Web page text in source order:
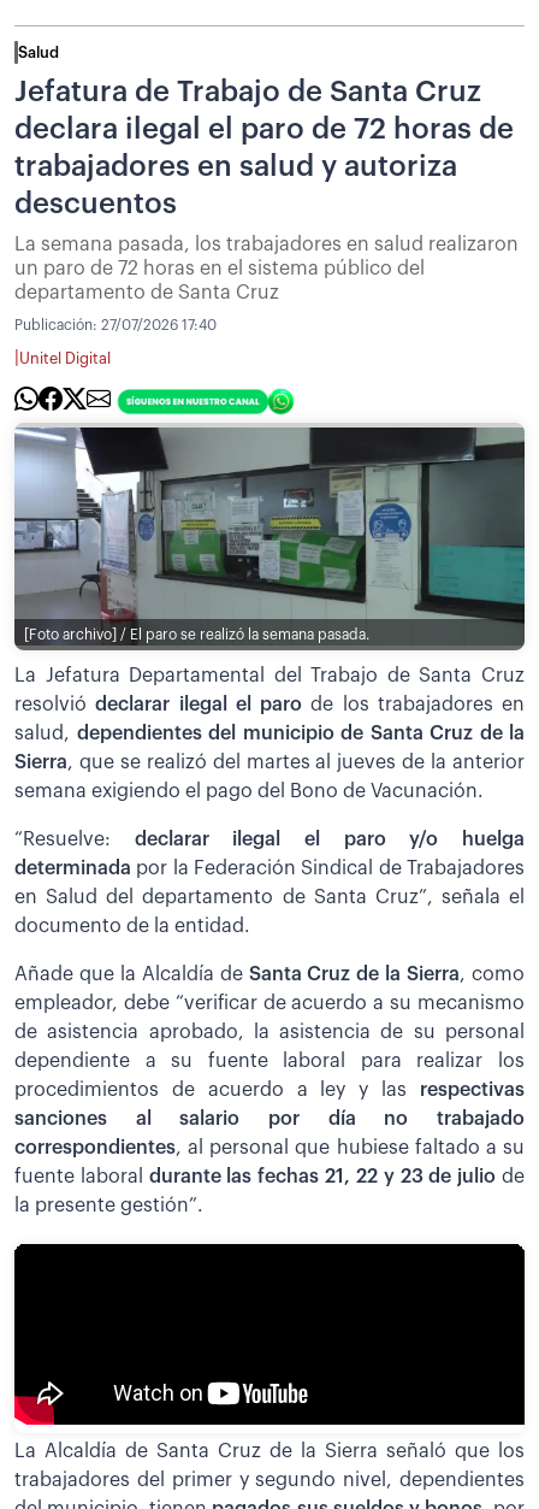
Salud
Jefatura de Trabajo de Santa Cruz
declara ilegal el paro de 72 horas de
trabajadores en salud y autoriza
descuentos
La semana pasada, los trabajadores en salud realizaron
un paro de 72 horas en el sistema público del
departamento de Santa Cruz
Publicación: 27/07/2026 17:40
Unitel Digital
[Foto archivo] / El paro se realizó la semana pasada.
La Jefatura Departamental del Trabajo de Santa Cruz
resolviódeclarar ilegal el paro de los trabajadores en
salud, dependientes del municipio de Santa Cruz de la
Sierra, que se realizó del martes al jueves de la anterior
semana exigiendo el pago del Bono de Vacunación.
“Resuelve: declarar ilegal el paro y/o huelga
determinada por la Federación Sindical de Trabajadores
en Salud del departamento de Santa Cruz”, señala el
documento de la entidad.
Añade que la Alcaldía deSanta Cruz de la Sierra, como
empleador, debe “verificar de acuerdo a su mecanismo
de asistencia aprobado, la asistencia de su personal
dependiente a su fuente laboral para realizar los
procedimientos de acuerdo a ley y las respectivas
sanciones al salario por día no trabajado
correspondientes, al personal que hubiese faltado a su
fuente laboral durante las fechas 21, 22 y 23 de juliode
la presente gestión”.
La Alcaldía de Santa Cruz de la Sierra señaló que los
trabajadores del primer y segundo nivel, dependientes